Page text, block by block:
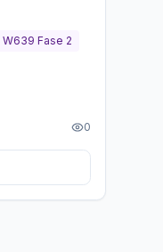
W639 Fase 2
0